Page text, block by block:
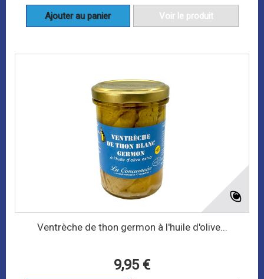
Ajouter au panier Voir le produit
Ventrèche de thon germon à l'huile d'olive...
9,95 €